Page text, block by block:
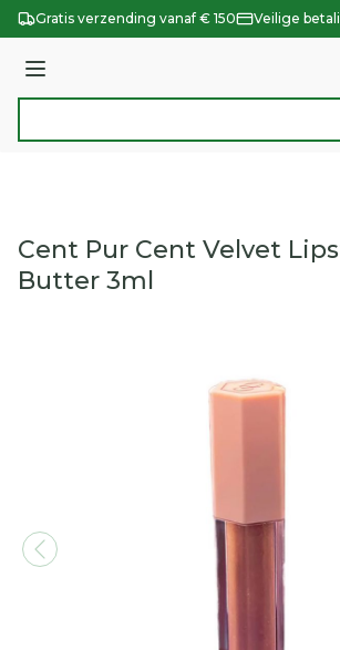
Ga naar de inhoud
Gratis verzending vanaf € 150 Veilige
Menu
Cent Pur Cent Velvet
Butter 3ml